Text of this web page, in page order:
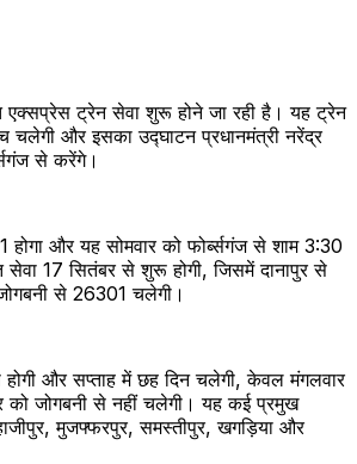
एक्सप्रेस ट्रेन सेवा शुरू होने जा रही है। यह ट्रेन
चलेगी और इसका उद्घाटन प्रधानमंत्री नरेंद्र
से करेंगे।
और यह सोमवार को फोर्ब्सगंज से शाम 3:30
सेवा 17 सितंबर से शुरू होगी, जिसमें दानापुर से
से 26301 चलेगी।
और सप्ताह में छह दिन चलेगी, केवल मंगलवार
को जोगबनी से नहीं चलेगी। यह कई प्रमुख
मुजफ्फरपुर, समस्तीपुर, खगड़िया और